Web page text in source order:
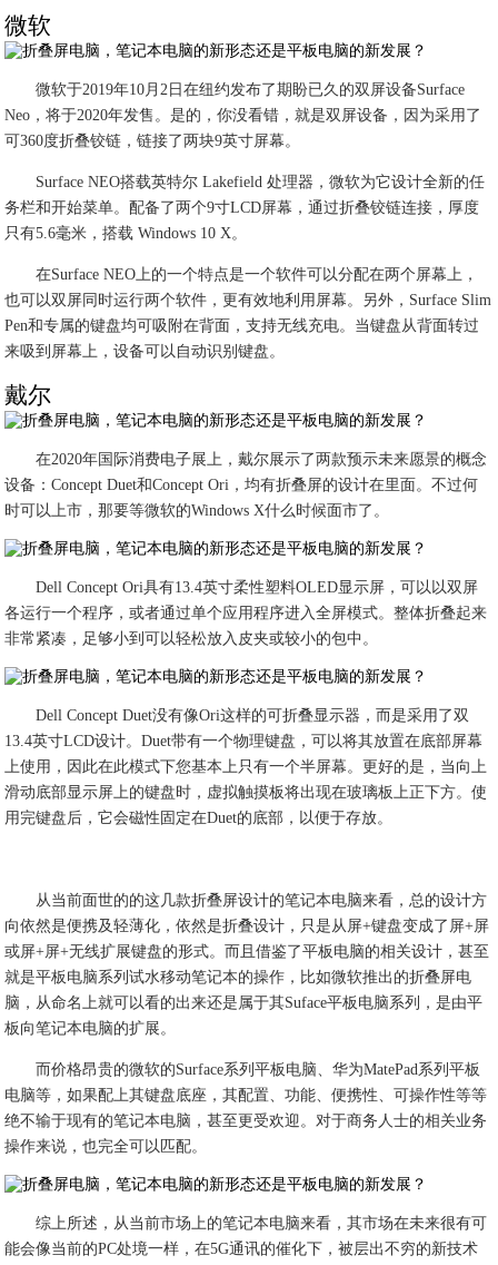
微软
微软于2019年10月2日在纽约发布了期盼已久的双屏设备Surface
Neo，将于2020年发售。是的，你没看错，就是双屏设备，因为采用了
可360度折叠铰链，链接了两块9英寸屏幕。
Surface NEO搭载英特尔 Lakefield 处理器，微软为它设计全新的任
务栏和开始菜单。配备了两个9寸LCD屏幕，通过折叠铰链连接，厚度
只有5.6毫米，搭载 Windows 10 X。
在Surface NEO上的一个特点是一个软件可以分配在两个屏幕上，
也可以双屏同时运行两个软件，更有效地利用屏幕。另外，Surface Slim
Pen和专属的键盘均可吸附在背面，支持无线充电。当键盘从背面转过
来吸到屏幕上，设备可以自动识别键盘。
戴尔
在2020年国际消费电子展上，戴尔展示了两款预示未来愿景的概念
设备：Concept Duet和Concept Ori，均有折叠屏的设计在里面。不过何
时可以上市，那要等微软的Windows X什么时候面市了。
Dell Concept Ori具有13.4英寸柔性塑料OLED显示屏，可以以双屏
各运行一个程序，或者通过单个应用程序进入全屏模式。整体折叠起来
非常紧凑，足够小到可以轻松放入皮夹或较小的包中。
Dell Concept Duet没有像Ori这样的可折叠显示器，而是采用了双
13.4英寸LCD设计。Duet带有一个物理键盘，可以将其放置在底部屏幕
上使用，因此在此模式下您基本上只有一个半屏幕。更好的是，当向上
滑动底部显示屏上的键盘时，虚拟触摸板将出现在玻璃板上正下方。使
用完键盘后，它会磁性固定在Duet的底部，以便于存放。
从当前面世的的这几款折叠屏设计的笔记本电脑来看，总的设计方
向依然是便携及轻薄化，依然是折叠设计，只是从屏+键盘变成了屏+屏
或屏+屏+无线扩展键盘的形式。而且借鉴了平板电脑的相关设计，甚至
就是平板电脑系列试水移动笔记本的操作，比如微软推出的折叠屏电
脑，从命名上就可以看的出来还是属于其Suface平板电脑系列，是由平
板向笔记本电脑的扩展。
而价格昂贵的微软的Surface系列平板电脑、华为MatePad系列平板
电脑等，如果配上其键盘底座，其配置、功能、便携性、可操作性等等
绝不输于现有的笔记本电脑，甚至更受欢迎。对于商务人士的相关业务
操作来说，也完全可以匹配。
综上所述，从当前市场上的笔记本电脑来看，其市场在未来很有可
能会像当前的PC处境一样，在5G通讯的催化下，被层出不穷的新技术